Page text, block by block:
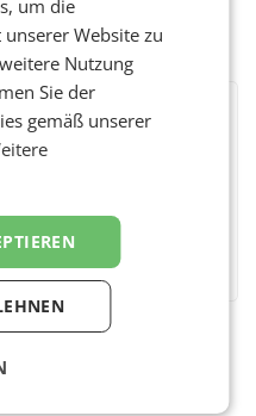
XING Teilen
um die
Website zu
Nutzung
Sie der
gemäß unserer